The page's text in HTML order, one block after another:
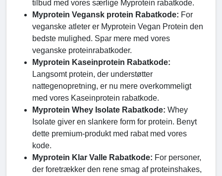
tilbud med vores særlige Myprotein rabatkode.
Myprotein Vegansk protein Rabatkode: For
veganske atleter er Myprotein Vegan Protein den
bedste mulighed. Spar mere med vores
veganske proteinrabatkoder.
Myprotein Kaseinprotein Rabatkode:
Langsomt protein, der understøtter
nattegenopretning, er nu mere overkommeligt
med vores Kaseinprotein rabatkode.
Myprotein Whey Isolate Rabatkode: Whey
Isolate giver en slankere form for protein. Benyt
dette premium-produkt med rabat med vores
kode.
Myprotein Klar Valle Rabatkode: For personer,
der foretrækker den rene smag af proteinshakes,